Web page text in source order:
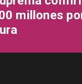
millones